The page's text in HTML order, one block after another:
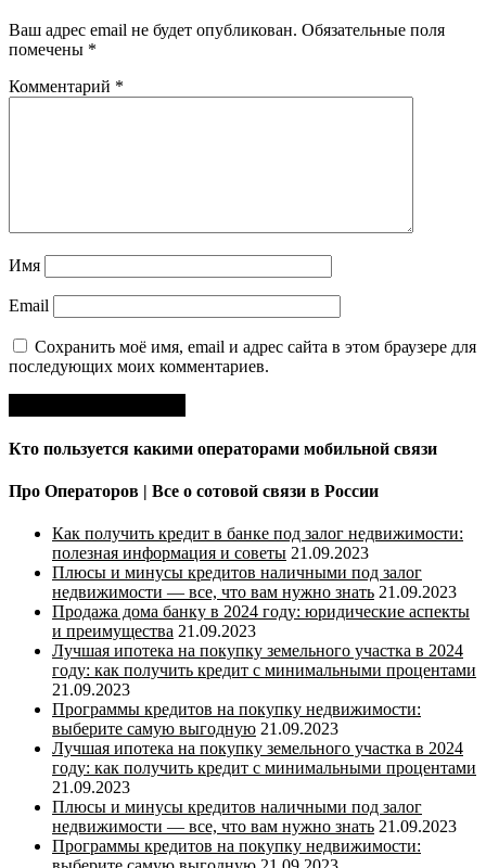
Ваш адрес email не будет опубликован. Обязательные поля
помечены *
Комментарий *
Имя
Email
Сохранить моё имя, email и адрес сайта в этом браузере для
последующих моих комментариев.
Кто пользуется какими операторами мобильной связи
Про Операторов | Все о сотовой связи в России
Как получить кредит в банке под залог недвижимости:
полезная информация и советы 21.09.2023
Плюсы и минусы кредитов наличными под залог
недвижимости — все, что вам нужно знать 21.09.2023
Продажа дома банку в 2024 году: юридические аспекты
и преимущества 21.09.2023
Лучшая ипотека на покупку земельного участка в 2024
году: как получить кредит с минимальными процентами
21.09.2023
Программы кредитов на покупку недвижимости:
выберите самую выгодную 21.09.2023
Лучшая ипотека на покупку земельного участка в 2024
году: как получить кредит с минимальными процентами
21.09.2023
Плюсы и минусы кредитов наличными под залог
недвижимости — все, что вам нужно знать 21.09.2023
Программы кредитов на покупку недвижимости: